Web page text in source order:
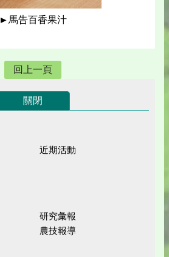
►馬告百香果汁
回上一頁
關閉
近期活動
研究彙報
農技報導